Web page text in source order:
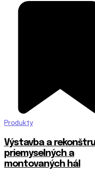
Produkty
Výstavba a
priemyselných a
montovaných hál